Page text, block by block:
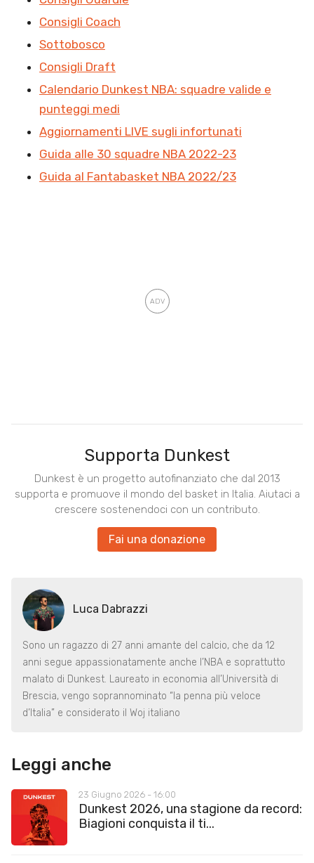
Consigli Coach
Sottobosco
Consigli Draft
Calendario Dunkest NBA: squadre valide e
punteggi medi
Aggiornamenti LIVE sugli infortunati
Guida alle 30 squadre NBA 2022-23
Guida al Fantabasket NBA 2022/23
Supporta Dunkest
Dunkest è un progetto autofinanziato che dal 2013
supporta e promuove il mondo del basket in Italia. Aiutaci a
crescere sostenendoci con un contributo.
Fai una donazione
Luca Dabrazzi
Sono un ragazzo di 27 anni amante del calcio, che da 12
anni segue appassionatamente anche l’NBA e soprattutto
malato di Dunkest. Laureato in economia all’Università di
Brescia, vengo soprannominato “la penna più veloce
d’Italia” e considerato il Woj italiano
Leggi anche
23 Giugno 2026 - 16:00
Dunkest 2026, una stagione da record:
Biagioni conquista il ti...